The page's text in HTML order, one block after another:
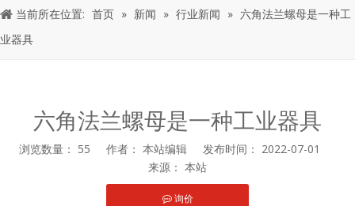
当前所在位置: 首页 » 新闻 » 行业新闻 » 六角法兰螺母是一种工
业器具
六角法兰螺母是一种工业器具
浏览数量： 55 作者： 本站编辑 发布时间： 2022-07-01
来源： 本站
询价